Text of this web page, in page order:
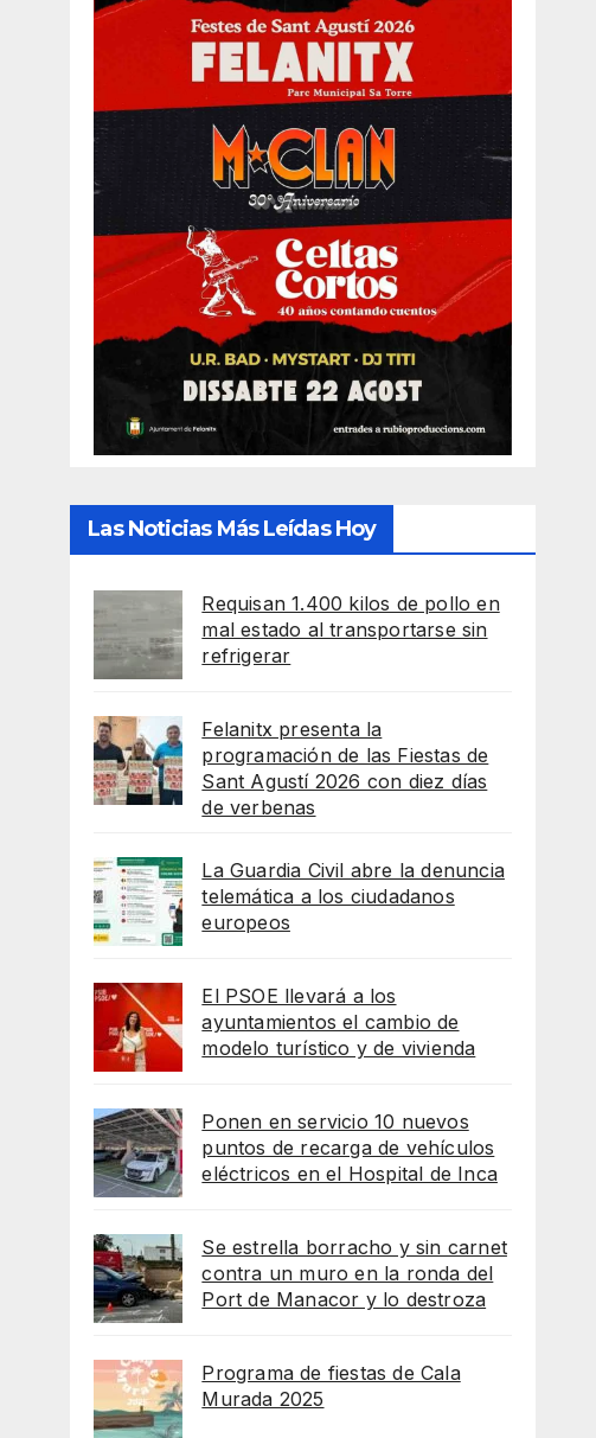
Las Noticias Más Leídas Hoy
Requisan 1.400 kilos de pollo en
mal estado al transportarse sin
refrigerar
Felanitx presenta la
programación de las Fiestas de
Sant Agustí 2026 con diez días
de verbenas
La Guardia Civil abre la denuncia
telemática a los ciudadanos
europeos
El PSOE llevará a los
ayuntamientos el cambio de
modelo turístico y de vivienda
Ponen en servicio 10 nuevos
puntos de recarga de vehículos
eléctricos en el Hospital de Inca
Se estrella borracho y sin carnet
contra un muro en la ronda del
Port de Manacor y lo destroza
Programa de fiestas de Cala
Murada 2025